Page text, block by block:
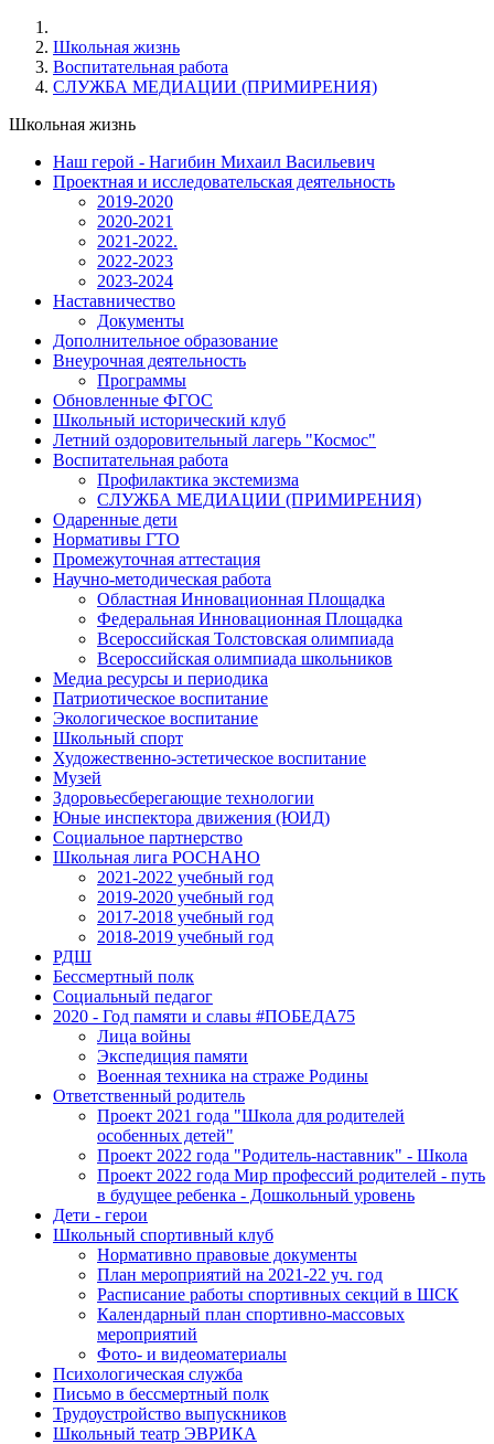
Школьная жизнь
Воспитательная работа
СЛУЖБА МЕДИАЦИИ (ПРИМИРЕНИЯ)
Школьная жизнь
Наш герой - Нагибин Михаил Васильевич
Проектная и исследовательская деятельность
2019-2020
2020-2021
2021-2022.
2022-2023
2023-2024
Наставничество
Документы
Дополнительное образование
Внеурочная деятельность
Программы
Обновленные ФГОС
Школьный исторический клуб
Летний оздоровительный лагерь "Космос"
Воспитательная работа
Профилактика экстемизма
СЛУЖБА МЕДИАЦИИ (ПРИМИРЕНИЯ)
Одаренные дети
Нормативы ГТО
Промежуточная аттестация
Научно-методическая работа
Областная Инновационная Площадка
Федеральная Инновационная Площадка
Всероссийская Толстовская олимпиада
Всероссийская олимпиада школьников
Медиа ресурсы и периодика
Патриотическое воспитание
Экологическое воспитание
Школьный спорт
Художественно-эстетическое воспитание
Музей
Здоровьесберегающие технологии
Юные инспектора движения (ЮИД)
Социальное партнерство
Школьная лига РОСНАНО
2021-2022 учебный год
2019-2020 учебный год
2017-2018 учебный год
2018-2019 учебный год
РДШ
Бессмертный полк
Социальный педагог
2020 - Год памяти и славы #ПОБЕДА75
Лица войны
Экспедиция памяти
Военная техника на страже Родины
Ответственный родитель
Проект 2021 года "Школа для родителей
особенных детей"
Проект 2022 года "Родитель-наставник" - Школа
Проект 2022 года Мир профессий родителей - путь
в будущее ребенка - Дошкольный уровень
Дети - герои
Школьный спортивный клуб
Нормативно правовые документы
План мероприятий на 2021-22 уч. год
Расписание работы спортивных секций в ШСК
Календарный план спортивно-массовых
мероприятий
Фото- и видеоматериалы
Психологическая служба
Письмо в бессмертный полк
Трудоустройство выпускников
Школьный театр ЭВРИКА